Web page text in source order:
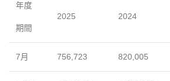
年度
期間
2025 2024
7月 756,723 820,005